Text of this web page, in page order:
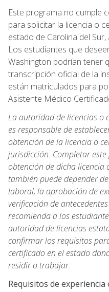
Este programa no cumple
para solicitar la licencia o
estado de Carolina del
Los estudiantes que
Washington podrían tener
transcripción oficial de la
están matriculados para
Asistente Médico
La autoridad de licencias o
es responsable de
obtención de la licencia o
jurisdicción. Completar
obtención de dicha licencia
también puede depender
laboral, la aprobación de
verificación de
recomienda a los
autoridad de licencias
confirmar los requisitos
certificado en el estado
residir o trabajar.
Requisitos de experiencia